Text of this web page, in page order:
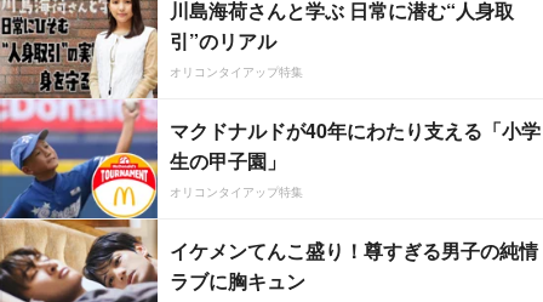
川島海荷さんと学ぶ 日常に潜む“人身取
引”のリアル
オリコンタイアップ特集
マクドナルドが40年にわたり支える「小学
生の甲子園」
オリコンタイアップ特集
イケメンてんこ盛り！尊すぎる男子の純情
ラブに胸キュン